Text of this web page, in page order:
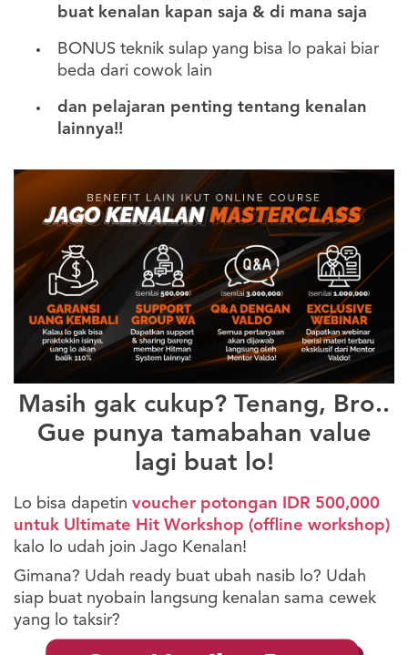
buat kenalan kapan saja & di mana saja
BONUS teknik sulap yang bisa lo pakai biar
beda dari cowok lain
dan pelajaran penting tentang kenalan
lainnya!!
Masih gak cukup? Tenang, Bro..
Gue punya tamabahan value
lagi buat lo!
Lo bisa dapetin voucher potongan IDR 500,000
untuk Ultimate Hit Workshop (offline workshop)
kalo lo udah join Jago Kenalan!
Gimana? Udah ready buat ubah nasib lo? Udah
siap buat nyobain langsung kenalan sama cewek
yang lo taksir?